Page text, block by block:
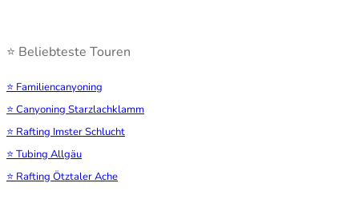
⭐ Beliebteste Touren
⭐ Familiencanyoning
⭐ Canyoning Starzlachklamm
⭐ Rafting Imster Schlucht
⭐ Tubing Allgäu
⭐ Rafting Ötztaler Ache